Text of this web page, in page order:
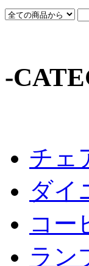
-
チェ
ダイ
コー
ラン